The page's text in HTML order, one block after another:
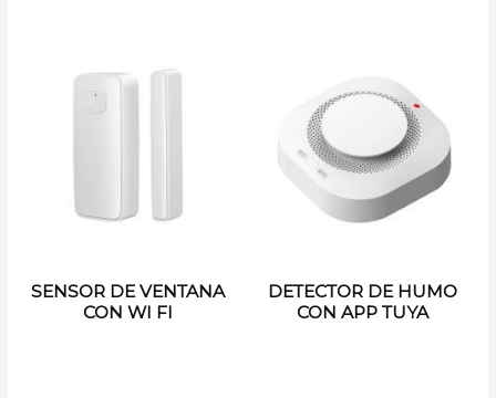
SENSOR DE VENTANA
CON WI FI
DETECTOR DE HUMO
CON APP TUYA